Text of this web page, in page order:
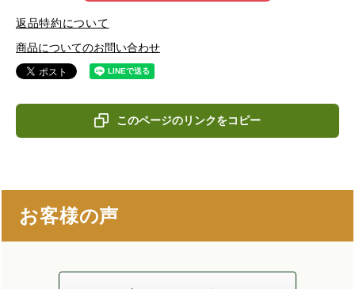
返品特約について
商品についてのお問い合わせ
このページのリンクをコピー
お客様の声